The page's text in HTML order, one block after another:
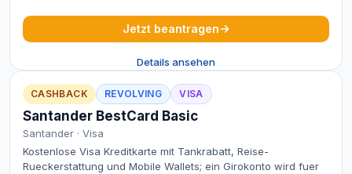
Jetzt beantragen
Details ansehen
CASHBACK REVOLVING VISA
Santander BestCard Basic
Santander · Visa
Kostenlose Visa Kreditkarte mit Tankrabatt, Reise-
Rueckerstattung und Mobile Wallets; ein Girokonto wird fuer